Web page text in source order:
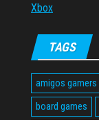
Xbox
TAGS
amigos gamers
board games